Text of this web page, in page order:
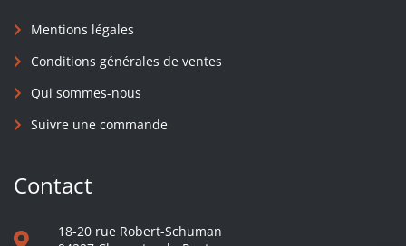
Mentions légales
Conditions générales de ventes
Qui sommes-nous
Suivre une commande
Contact
18-20 rue Robert-Schuman